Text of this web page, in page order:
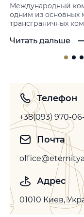
Международный
одним из основных
трансграничных
его
должника, который
не
рассмотрения
Читать дальше
Телефон
+38(093) 970-
Почта
Адрес
01010 Киев,